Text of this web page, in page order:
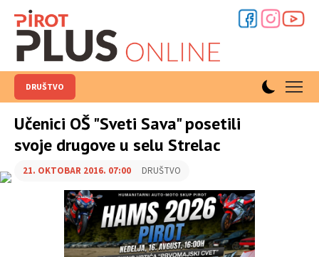
DRUŠTVO
Učenici OŠ "Sveti Sava" posetili
svoje drugove u selu Strelac
21. OKTOBAR 2016. 07:00 DRUŠTVO